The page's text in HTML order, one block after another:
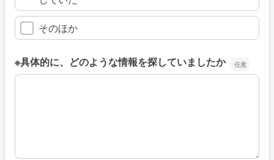
そのほか
※具体的に、どのような情報を探していましたか
※具体的に、どのような情報を探していましたか